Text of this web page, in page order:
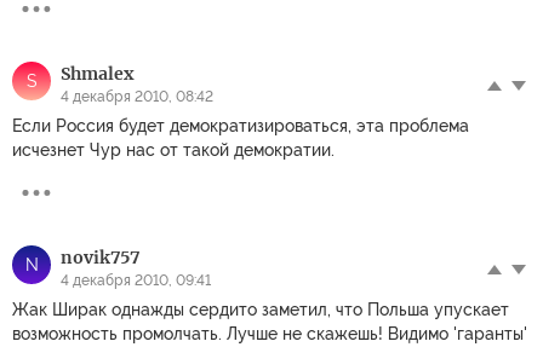
S Shmalex
4 декабря 2010, 08:42
Если Россия будет демократизироваться, эта проблема
исчезнет Чур нас от такой демократии.
N novik757
4 декабря 2010, 09:41
Жак Ширак однажды сердито заметил, что Польша упускает
возможность промолчать. Лучше не скажешь! Видимо 'гаранты'